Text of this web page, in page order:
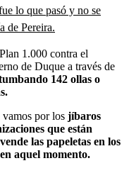
lo que pasó y no se
de Pereira.
1.000 contra el
de Duque a través de
142 ollas o
por los jíbaros
que están
las papeletas en los
aquel momento.